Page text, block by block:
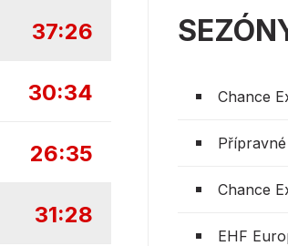
37:26
30:34
26:35
31:28
Chance
Chance
EHF